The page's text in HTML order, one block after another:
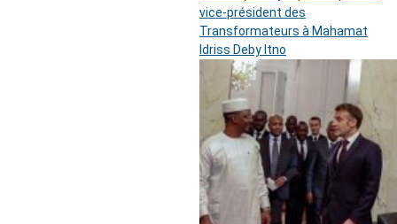
vice-président des
Transformateurs à Mahamat
Idriss Deby Itno